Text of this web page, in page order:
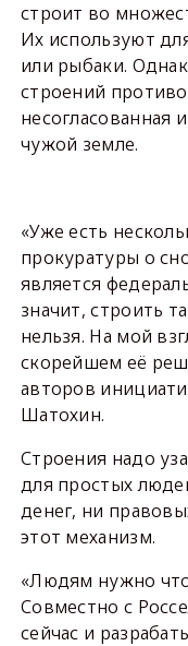
строит во
Их используют
или рыбаки.
строений
несогласованная
чужой земле.
«Уже есть
прокуратуры о
является
значит, строить
нельзя. На мой
скорейшем её
авторов
Шатохин.
Строения надо
для простых
денег, ни
этот механизм.
«Людям нужно
Совместно с
сейчас и